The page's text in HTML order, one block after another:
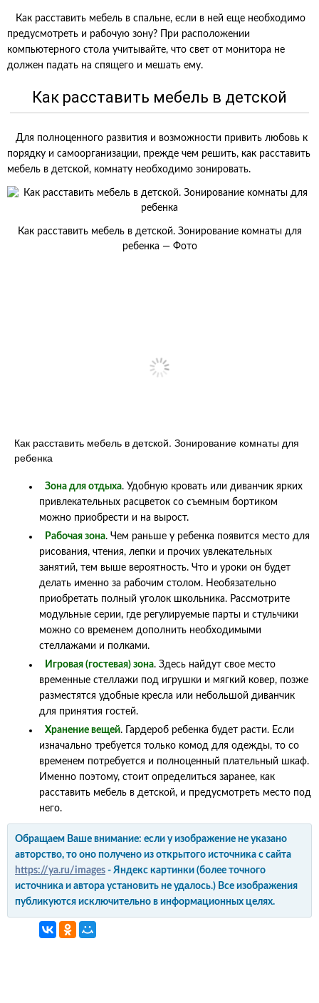
Как расставить мебель в спальне, если в ней еще необходимо
предусмотреть и рабочую зону? При расположении
компьютерного стола учитывайте, что свет от монитора не
должен падать на спящего и мешать ему.
Как расставить мебель в детской
Для полноценного развития и возможности привить любовь к
порядку и самоорганизации, прежде чем решить, как расставить
мебель в детской, комнату необходимо зонировать.
Как расставить мебель в детской. Зонирование комнаты для
ребенка — Фото
Как расставить мебель в детской. Зонирование комнаты для
ребенка
Зона для отдыха. Удобную кровать или диванчик ярких
привлекательных расцветок со съемным бортиком
можно приобрести и на вырост.
Рабочая зона. Чем раньше у ребенка появится место для
рисования, чтения, лепки и прочих увлекательных
занятий, тем выше вероятность. Что и уроки он будет
делать именно за рабочим столом. Необязательно
приобретать полный уголок школьника. Рассмотрите
модульные серии, где регулируемые парты и стульчики
можно со временем дополнить необходимыми
стеллажами и полками.
Игровая (гостевая) зона. Здесь найдут свое место
временные стеллажи под игрушки и мягкий ковер, позже
разместятся удобные кресла или небольшой диванчик
для принятия гостей.
Хранение вещей. Гардероб ребенка будет расти. Если
изначально требуется только комод для одежды, то со
временем потребуется и полноценный плательный шкаф.
Именно поэтому, стоит определиться заранее, как
расставить мебель в детской, и предусмотреть место под
него.
Обращаем Ваше внимание: если у изображение не указано
авторство, то оно получено из открытого источника с сайта
https://ya.ru/images - Яндекс картинки (более точного
источника и автора установить не удалось.) Все изображения
публикуются исключительно в информационных целях.